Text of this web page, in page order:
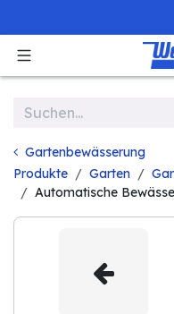
Gartenbewässerung
Produkte
Garten
Automatische